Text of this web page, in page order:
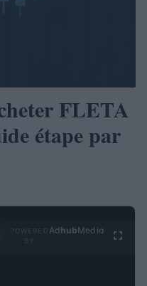
FLETA
étape par
Ad hubMedia